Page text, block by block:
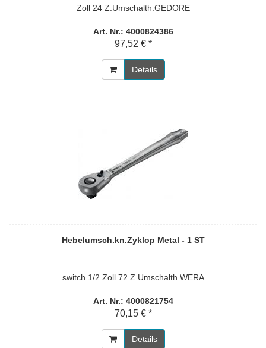
Zoll 24 Z.Umschalth.GEDORE
Art. Nr.: 4000824386
97,52 € *
Details
Hebelumsch.kn.Zyklop Metal - 1 ST
switch 1/2 Zoll 72 Z.Umschalth.WERA
Art. Nr.: 4000821754
70,15 € *
Details